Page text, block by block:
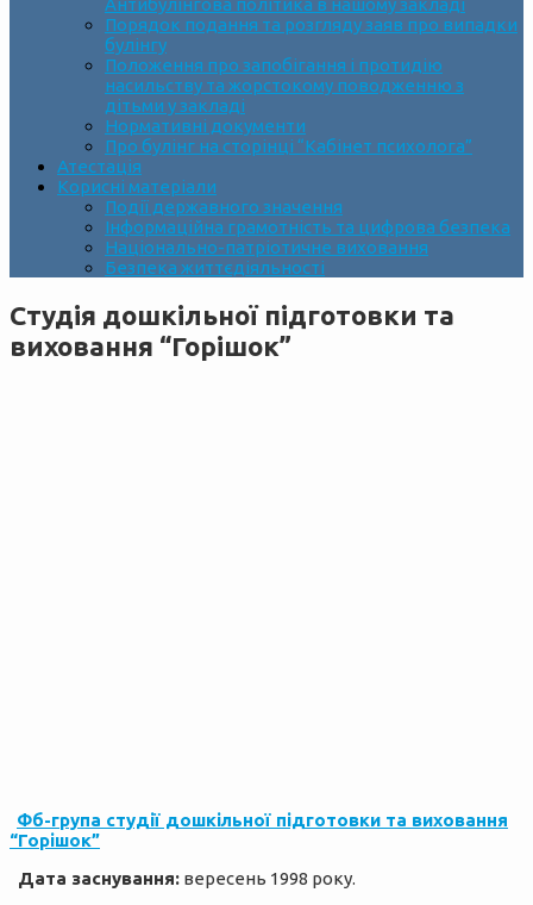
Порядок подання та розгляду заяв про випадки
булінгу
Положення про запобігання і протидію
насильству та жорстокому поводженню з
дітьми у закладі
Нормативні документи
Про булінг на сторінці “Кабінет психолога”
Атестація
Корисні матеріали
Події державного значення
Інформаційна грамотність та цифрова безпека
Національно-патріотичне виховання
Безпека життєдіяльності
Студія дошкільної підготовки та
виховання “Горішок”
Фб-група cтудії дошкільної підготовки та виховання
“Горішок”
Дата заснування: вересень 1998 року.